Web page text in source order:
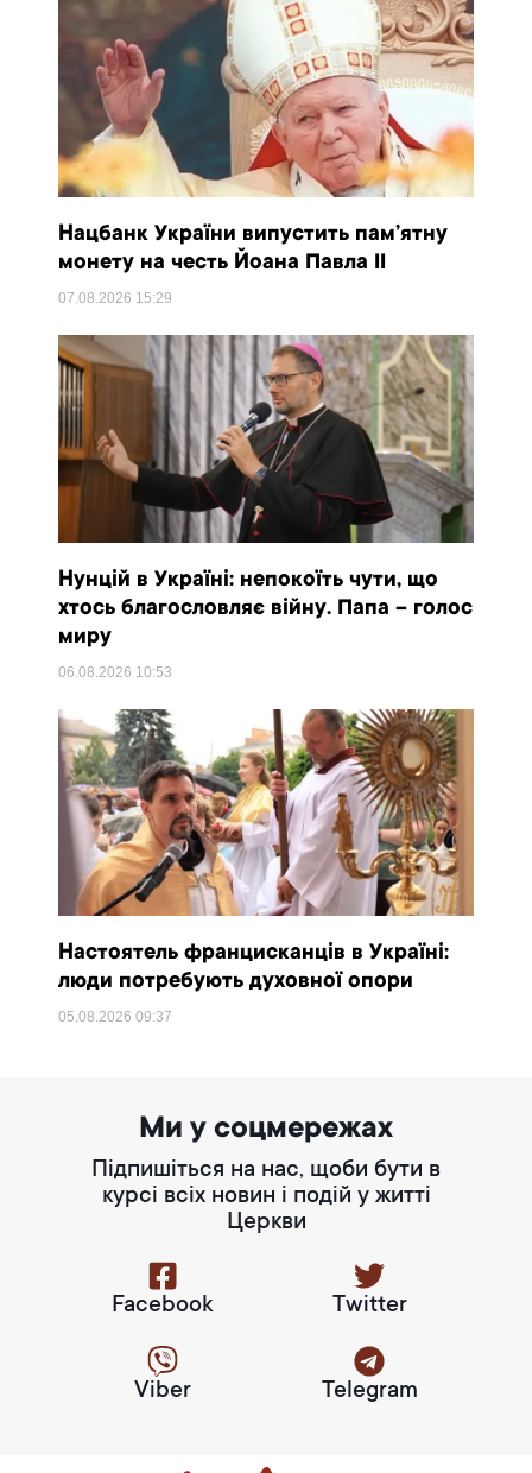
Нацбанк України випустить пам’ятну
монету на честь Йоана Павла II
07.08.2026 15:29
Нунцій в Україні: непокоїть чути, що
хтось благословляє війну. Папа – голос
миру
06.08.2026 10:53
Настоятель францисканців в Україні:
люди потребують духовної опори
05.08.202609:37
Ми у соцмережах
Підпишіться на нас, щоби бути в
курсі всіх новин і подій у житті
Церкви
Facebook Twitter
Viber Telegram